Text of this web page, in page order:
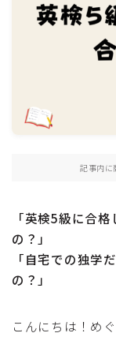
オンライン英会
オンライン家庭
ロードマップ
英検
英検準２級
記事内に
「英検5級に合
の？」
「自宅での独学
の？」
こんにちは！め